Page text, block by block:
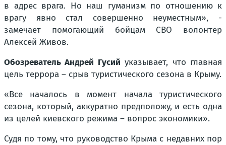
в адрес врага. Но наш гуманизм по отношению к
врагу явно стал совершенно неуместным», -
замечает помогающий бойцам СВО волонтер
Алексей Живов.
Обозреватель Андрей Гусий указывает, что главная
цель террора – срыв туристического сезона в Крыму.
«Все началось в момент начала туристического
сезона, который, аккуратно предположу, и есть одна
из целей киевского режима – вопрос экономики».
Судя по тому, что руководство Крыма с недавних пор